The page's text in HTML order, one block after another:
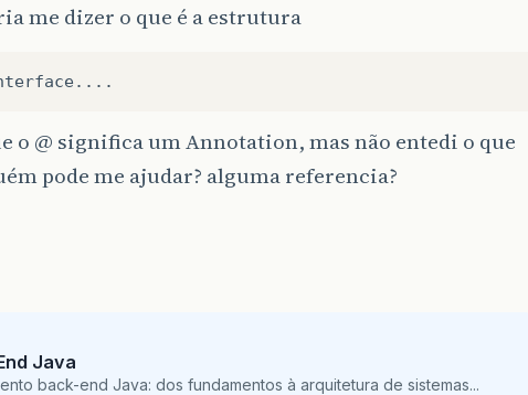
me dizer o que é a estrutura
....
o @ significa um Annotation, mas não entedi o que
pode me ajudar? alguma referencia?
Java
back-end Java: dos fundamentos à arquitetura de sistemas...